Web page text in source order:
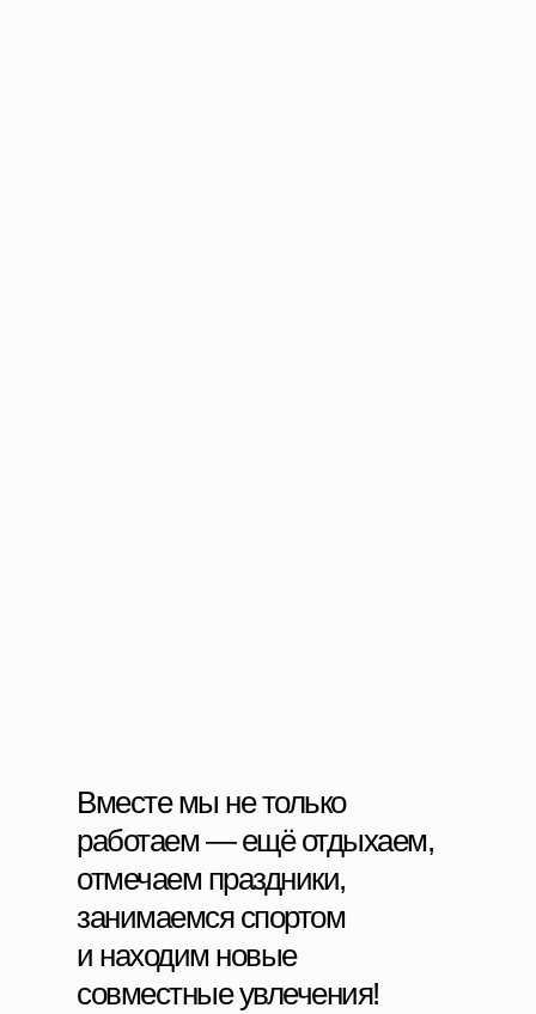
Вместе мы не только
работаем — ещё отдыхаем,
отмечаем праздники,
занимаемся спортом
и находим новые
совместные увлечения!